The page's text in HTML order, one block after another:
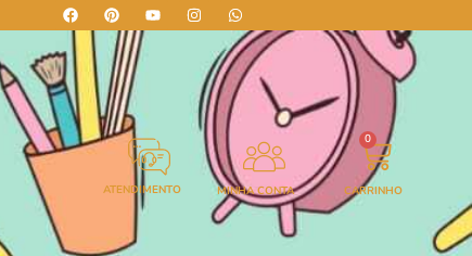
ATENDIMENTO MINHA CONTA
0
CARRINHO